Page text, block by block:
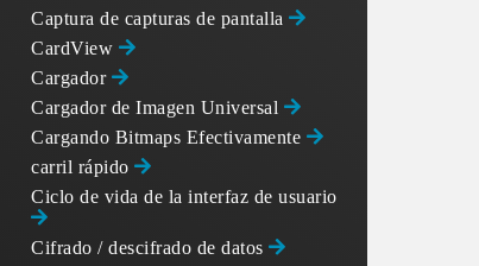
Captura de capturas de pantalla
CardView
Cargador
Cargador de Imagen Universal
Cargando Bitmaps Efectivamente
carril rápido
Ciclo de vida de la interfaz de usuario
Cifrado / descifrado de datos